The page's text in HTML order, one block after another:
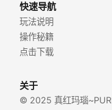
快速导航
玩法说明
操作秘籍
点击下载
关于
© 2025 真红玛瑙